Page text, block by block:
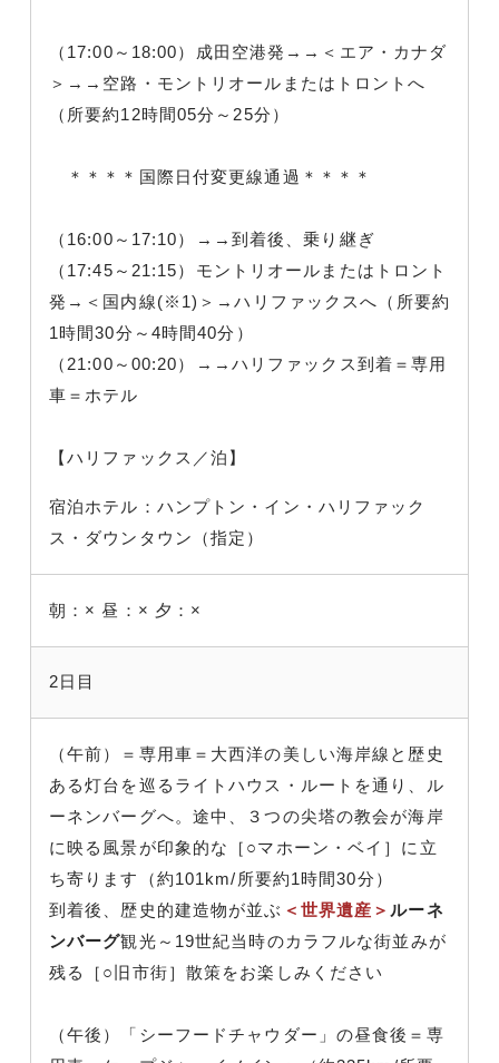
（17:00～18:00）成田空港発→→＜エア・カナダ
＞→→空路・モントリオールまたはトロントへ
（所要約12時間05分～25分）
＊＊＊＊国際日付変更線通過＊＊＊＊
（16:00～17:10）→→到着後、乗り継ぎ
（17:45～21:15）モントリオールまたはトロント
発→＜国内線(※1)＞→ハリファックスへ（所要約
1時間30分～4時間40分）
（21:00～00:20）→→ハリファックス到着＝専用
車＝ホテル
【ハリファックス／泊】
宿泊ホテル：ハンプトン・イン・ハリファック
ス・ダウンタウン（指定）
朝：× 昼：× 夕：×
2日目
（午前）＝専用車＝大西洋の美しい海岸線と歴史
ある灯台を巡るライトハウス・ルートを通り、ル
ーネンバーグへ。途中、３つの尖塔の教会が海岸
に映る風景が印象的な［○マホーン・ベイ］に立
ち寄ります（約101km/所要約1時間30分）
到着後、歴史的建造物が並ぶ ＜世界遺産＞ ルーネ
ンバーグ観光～19世紀当時のカラフルな街並みが
残る［○旧市街］散策をお楽しみください
（午後）「シーフードチャウダー」の昼食後＝専